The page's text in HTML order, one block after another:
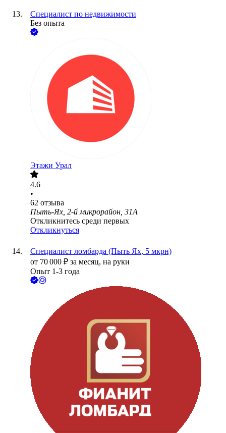
Специалист по недвижимости
Без опыта
Этажи Урал
4.6
•
62 отзыва
Пыть-Ях, 2-й микрорайон, 31А
Откликнитесь среди первых
Откликнуться
Специалист ломбарда (Пыть Ях, 5 мкрн)
от 70 000 ₽ за месяц, на руки
Опыт 1-3 года